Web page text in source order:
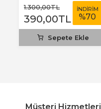
1.300,00TL
390,00TL
İNDİRİM
%70
Sepete Ekle
Müşteri Hizmetleri